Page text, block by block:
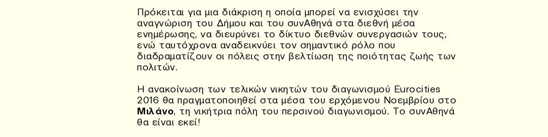
Πρόκειται για μια διάκριση η οποία μπορεί να ενισχύσει την
αναγνώριση του Δήμου και του συνΑθηνά στα διεθνή μέσα
ενημέρωσης, να διευρύνει το δίκτυο διεθνών συνεργασιών τους,
ενώ ταυτόχρονα αναδεικνύει τον σημαντικό ρόλο που
διαδραματίζουν οι πόλεις στην βελτίωση της ποιότητας ζωής των
πολιτών.
Η ανακοίνωση των τελικών νικητών του διαγωνισμού Eurocities
2016 θα πραγματοποιηθεί στα μέσα του ερχόμενου Νοεμβρίου στο
Μιλάνο, τη νικήτρια πόλη του περσινού διαγωνισμού. Το συνΑθηνά
θα είναι εκεί!